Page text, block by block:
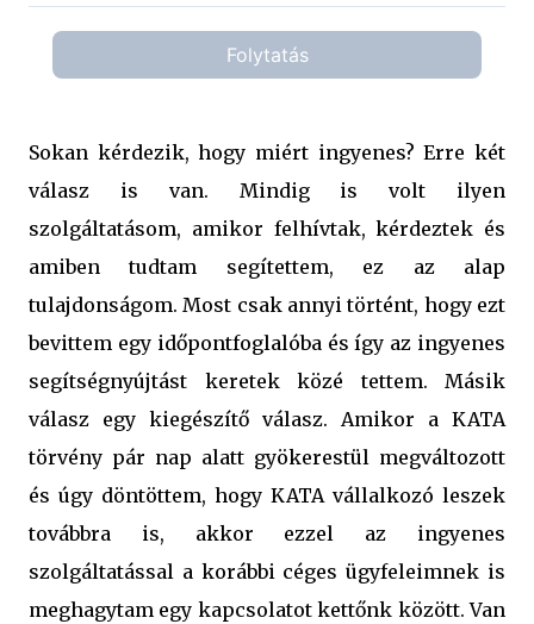
Sokan kérdezik, hogy miért ingyenes? Erre két
válasz is van. Mindig is volt ilyen
szolgáltatásom, amikor felhívtak, kérdeztek és
amiben tudtam segítettem, ez az alap
tulajdonságom. Most csak annyi történt, hogy ezt
bevittem egy időpontfoglalóba és így az ingyenes
segítségnyújtást keretek közé tettem. Másik
válasz egy kiegészítő válasz. Amikor a KATA
törvény pár nap alatt gyökerestül megváltozott
és úgy döntöttem, hogy KATA vállalkozó leszek
továbbra is, akkor ezzel az ingyenes
szolgáltatással a korábbi céges ügyfeleimnek is
meghagytam egy kapcsolatot kettőnk között. Van